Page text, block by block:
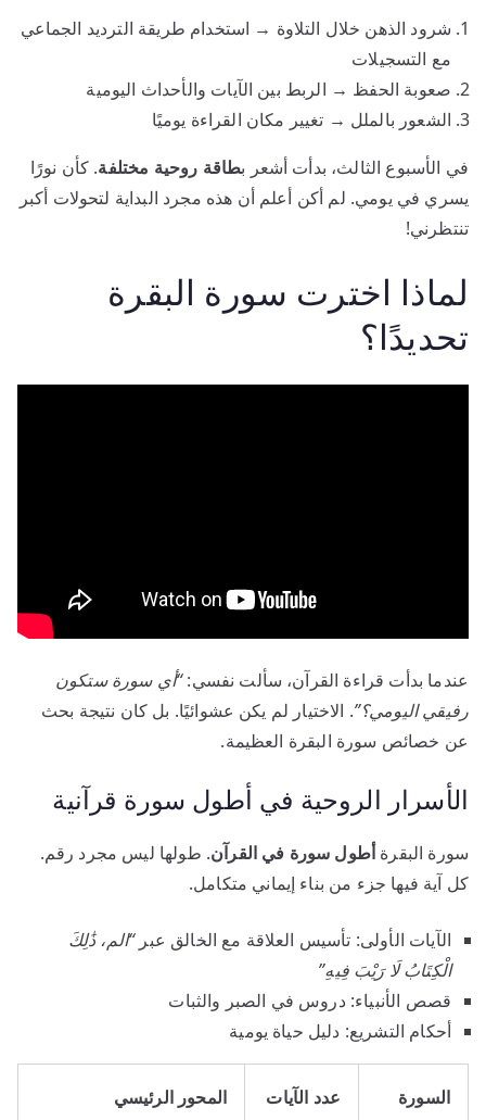
شرود الذهن خلال التلاوة → استخدام طريقة الترديد الجماعي
مع التسجيلات
صعوبة الحفظ → الربط بين الآيات والأحداث اليومية
الشعور بالملل → تغيير مكان القراءة يوميًا
في الأسبوع الثالث، بدأت أشعر بطاقة روحية مختلفة. كأن نورًا
يسري في يومي. لم أكن أعلم أن هذه مجرد البداية لتحولات أكبر
تنتظرني!
لماذا اخترت سورة البقرة
تحديدًا؟
عندما بدأت قراءة القرآن، سألت نفسي:“أي سورة ستكون
رفيقي اليومي؟”. الاختيار لم يكن عشوائيًا. بل كان نتيجة بحث
عن خصائص سورة البقرة العظيمة.
الأسرار الروحية في أطول سورة قرآنية
سورة البقرةأطول سورة في القرآن. طولها ليس مجرد رقم.
كل آية فيها جزء من بناء إيماني متكامل.
الآيات الأولى: تأسيس العلاقة مع الخالق عبر“الم، ذَٰلِكَ
الْكِتَابُ لَا رَيْبَ فِيهِ”
قصص الأنبياء: دروس في الصبر والثبات
أحكام التشريع: دليل حياة يومية
السورة عدد الآيات المحور الرئيسي